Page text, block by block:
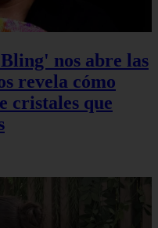
nos abre las
revela cómo
cristales que